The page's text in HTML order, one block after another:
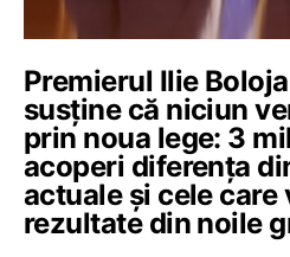
Premierul Ilie
susține că niciun
prin noua lege: 3
acoperi diferența
actuale și cele care
rezultate din noile